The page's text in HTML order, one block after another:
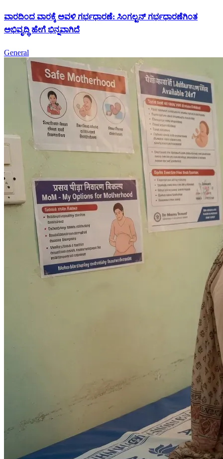
ವಾರದಿಂದ ವಾರಕ್ಕೆ ಅವಳಿ ಗರ್ಭಧಾರಣೆ: ಸಿಂಗಲ್ಟನ್ ಗರ್ಭಧಾರಣೆಗಿಂತ
ಅಭಿವೃದ್ಧಿ ಹೇಗೆ ಭಿನ್ನವಾಗಿದೆ
General